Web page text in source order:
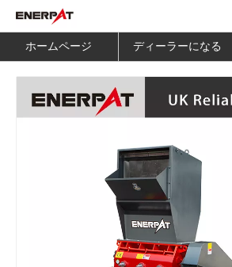
ホームページ ディーラーになる